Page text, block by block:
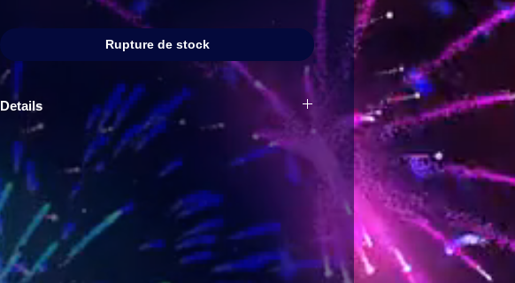
Rupture de stock
Details
50 colliers $0.79 ch.
600 colliers (1 caisse) $0.75 ch.